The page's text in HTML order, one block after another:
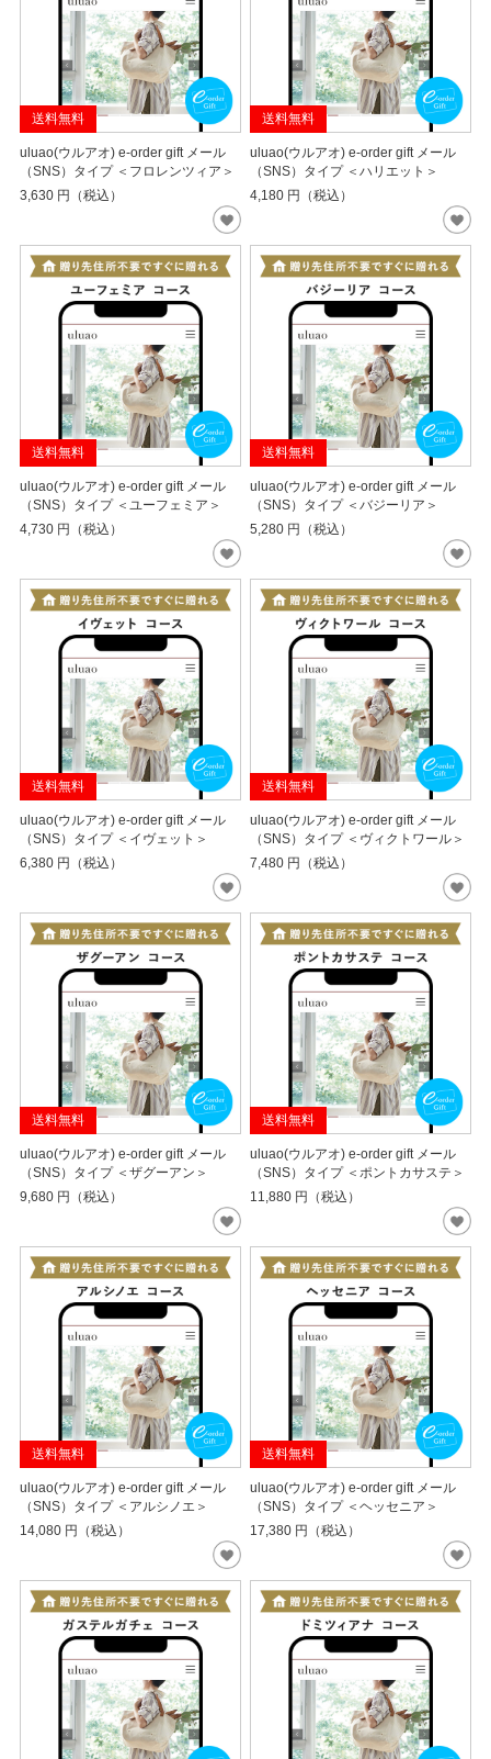
送料無料
uluao(ウルアオ) e-order gift メール
（SNS）タイプ ＜フロレンツィア＞
3,630 円（税込）
送料無料
uluao(ウルアオ) e-order gift メール
（SNS）タイプ ＜ハリエット＞
4,180 円（税込）
送料無料
uluao(ウルアオ) e-order gift メール
（SNS）タイプ ＜ユーフェミア＞
4,730 円（税込）
送料無料
uluao(ウルアオ) e-order gift メール
（SNS）タイプ ＜バジーリア＞
5,280 円（税込）
送料無料
uluao(ウルアオ) e-order gift メール
（SNS）タイプ ＜イヴェット＞
6,380 円（税込）
送料無料
uluao(ウルアオ) e-order gift メール
（SNS）タイプ ＜ヴィクトワール＞
7,480 円（税込）
送料無料
uluao(ウルアオ) e-order gift メール
（SNS）タイプ ＜ザグーアン＞
9,680 円（税込）
送料無料
uluao(ウルアオ) e-order gift メール
（SNS）タイプ ＜ポントカサステ＞
11,880 円（税込）
送料無料
uluao(ウルアオ) e-order gift メール
（SNS）タイプ ＜アルシノエ＞
14,080 円（税込）
送料無料
uluao(ウルアオ) e-order gift メール
（SNS）タイプ ＜ヘッセニア＞
17,380 円（税込）